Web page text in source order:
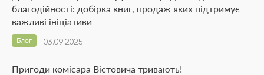
благодійності: добірка книг, продаж яких підтримує
важливі ініціативи
03.09.2025
Блог
Пригоди комісара Вістовича тривають!